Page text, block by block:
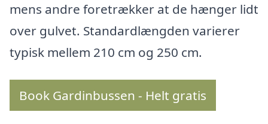
mens andre foretrækker at de hænger lidt
over gulvet. Standardlængden varierer
typisk mellem 210 cm og 250 cm.
Book Gardinbussen - Helt gratis